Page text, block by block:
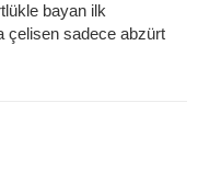
bayan ilk
çelisen sadece abzürt